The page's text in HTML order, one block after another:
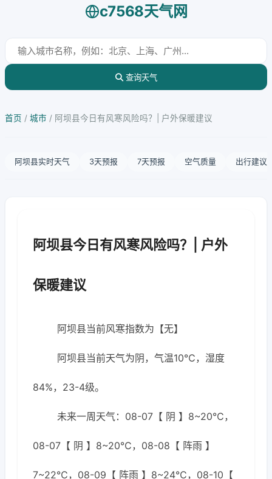
c7568天气网
查询天气
首页 / 城市 / 阿坝县今日有风寒风险吗？| 户外保暖建议
阿坝县实时天气 3天预报 7天预报 空气质量 出行建议
阿坝县今日有风寒风险吗？| 户外
保暖建议
阿坝县当前风寒指数为【无】
阿坝县当前天气为阴，气温10℃，湿度
84%，23-4级。
未来一周天气：08-07【 阴 】8~20℃，
08-07【 阴 】8~20℃，08-08【 阵雨 】
7~22℃，08-09【 阵雨 】8~24℃，08-10【